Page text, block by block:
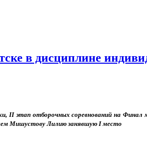
в дисциплине
II этап отборочных соревнований на
Мишустову Лилию занявшую I место